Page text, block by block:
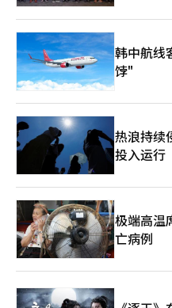
韩中航线
饽"
热浪持续
投入运行
极端高温
亡病例